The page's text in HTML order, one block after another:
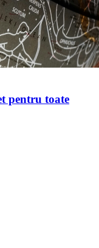
pentru toate